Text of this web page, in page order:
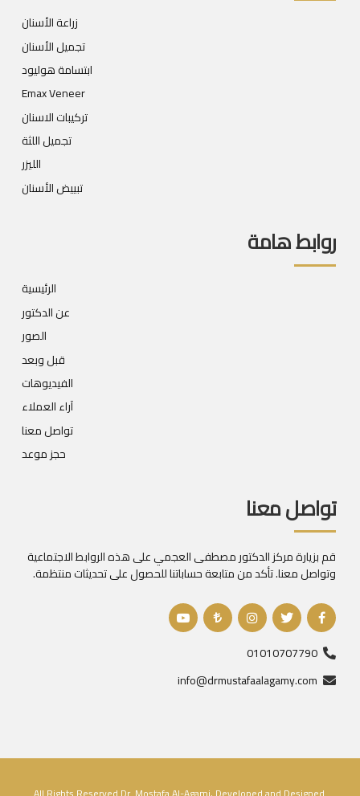
زراعة الأسنان
تجميل الأسنان
ابتسامة هوليود
Emax Veneer
تركيبات الاسنان
تجميل اللثة
الليزر
تبييض الأسنان
روابط هامة
الرئيسية
عن الدكتور
الصور
قبل وبعد
الفيديوهات
آراء العملاء
تواصل معنا
حجز موعد
تواصل معنا
قم بزيارة مركز الدكتور مصطفى العجمي على هذه الروابط الاجتماعية
وتواصل معنا. تأكد من متابعة حساباتنا للحصول على تحديثات منتظمة.
01010707790
info@drmustafaalagamy.com